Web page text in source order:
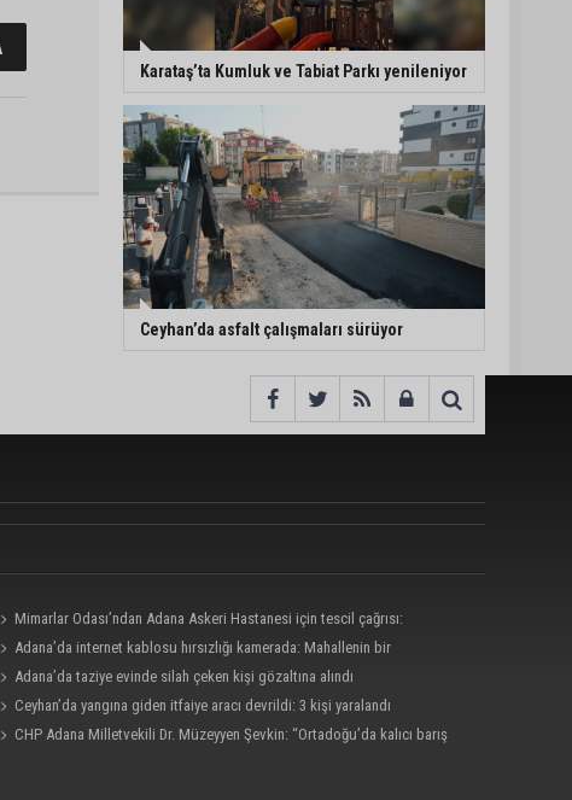
Karataş’ta Kumluk ve Tabiat Parkı yenileniyor
Ceyhan’da asfalt çalışmaları sürüyor
Mimarlar Odası’ndan Adana Askeri Hastanesi için tescil çağrısı:
“Satılmamalı, amaç dışı kullanılmamalı”
Adana’da internet kablosu hırsızlığı kamerada: Mahallenin bir
bölümünde internet erişimi kesildi
Adana’da taziye evinde silah çeken kişi gözaltına alındı
Ceyhan’da yangına giden itfaiye aracı devrildi: 3 kişi yaralandı
CHP Adana Milletvekili Dr. Müzeyyen Şevkin: “Ortadoğu’da kalıcı barış